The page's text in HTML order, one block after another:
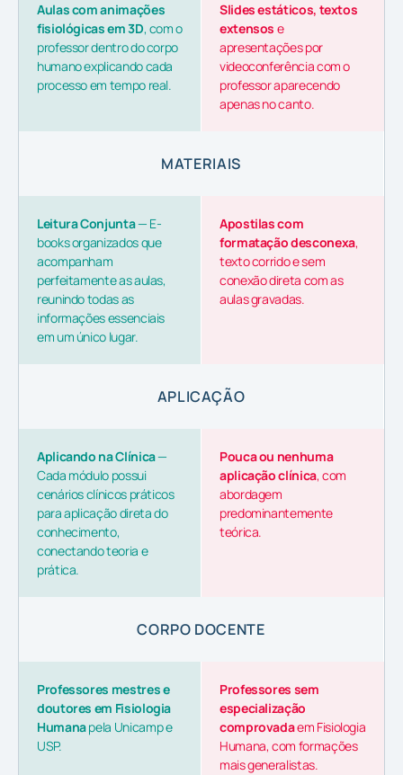
Aulas com animações
fisiológicas em 3D, com o
professor dentro do corpo
humano explicando cada
processo em tempo real.
Slides estáticos, textos
extensos e
apresentações por
videoconferência com o
professor aparecendo
apenas no canto.
MATERIAIS
Leitura Conjunta— E-
books organizados que
acompanham
perfeitamente as aulas,
reunindo todas as
informações essenciais
em um único lugar.
Apostilas com
formatação desconexa,
texto corrido e sem
conexão direta com as
aulas gravadas.
APLICAÇÃO
Aplicando na Clínica—
Cada módulo possui
cenários clínicos práticos
para aplicação direta do
conhecimento,
conectando teoria e
prática.
Pouca ou nenhuma
aplicação clínica, com
abordagem
predominantemente
teórica.
CORPO DOCENTE
Professores mestres e
doutores em Fisiologia
Humanapela Unicamp e
USP.
Professores sem
especialização
comprovadaem Fisiologia
Humana, com formações
mais generalistas.